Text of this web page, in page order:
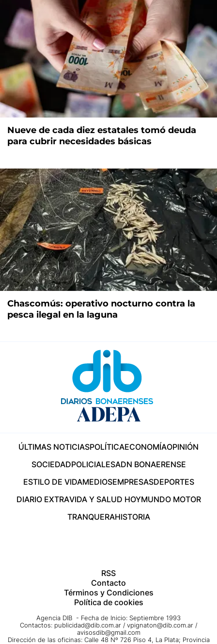
Nueve de cada diez estatales tomó deuda
para cubrir necesidades básicas
Chascomús: operativo nocturno contra la
pesca ilegal en la laguna
ÚLTIMAS NOTICIASPOLÍTICAECONOMÍAOPINIÓN
SOCIEDADPOLICIALESADN BONAERENSE
ESTILO DE VIDAMEDIOSEMPRESASDEPORTES
DIARIO EXTRAVIDA Y SALUD HOYMUNDO MOTOR
TRANQUERAHISTORIA
RSS
Contacto
Términos y Condiciones
Política de cookies
Agencia DIB - Fecha de Inicio: Septiembre 1993
Contactos: publicidad@dib.com.ar / vpignaton@dib.com.ar /
avisosdib@gmail.com
Dirección de las oficinas: Calle 48 Nº 726 Piso 4, La Plata; Provincia